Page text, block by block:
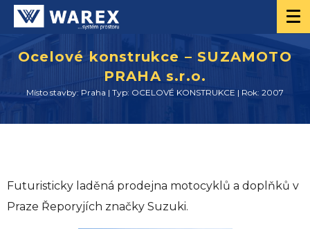
Ocelové konstrukce – SUZAMOTO
PRAHA s.r.o.
Místo stavby: Praha | Typ: OCELOVÉ KONSTRUKCE | Rok: 2007
Futuristicky laděná prodejna motocyklů a doplňků v
Praze Řeporyjích značky Suzuki.